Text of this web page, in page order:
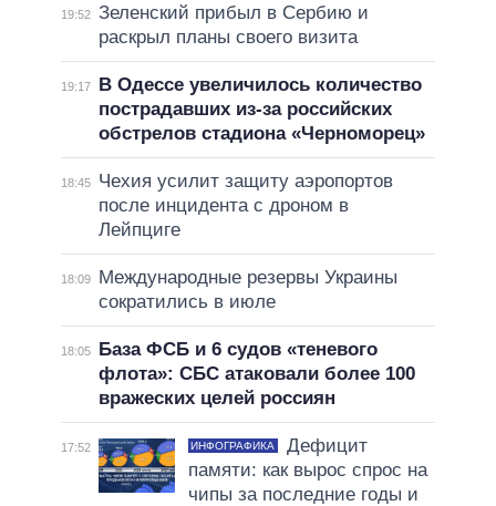
19:52 Зеленский прибыл в Сербию и
раскрыл планы своего визита
19:17
В Одессе увеличилось количество
пострадавших из-за российских
обстрелов стадиона «Черноморец»
18:45
Чехия усилит защиту аэропортов
после инцидента с дроном в
Лейпциге
18:09
Международные резервы Украины
сократились в июле
18:05
База ФСБ и 6 судов «теневого
флота»: СБС атаковали более 100
вражеских целей россиян
17:52 ИНФОГРАФИКА
Дефицит
памяти: как вырос спрос на
чипы за последние годы и